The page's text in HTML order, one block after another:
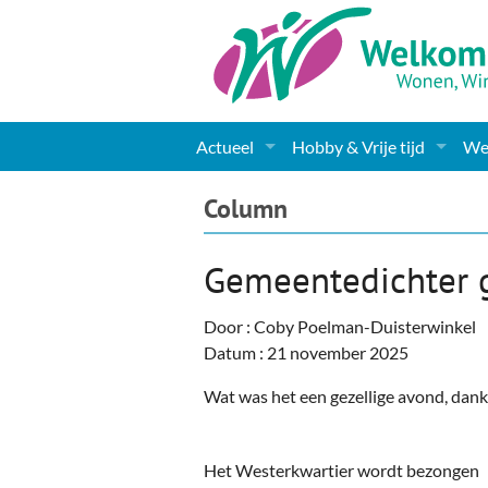
Actueel
Nieuws
Gemeente informatie
Dorpen
Woningaanbod
Columns & Redactioneel
Foto-pagina
Hobby & Vrije tijd
Kunst
Muziek
Toerisme & Musea
Column
Gemeentedichter
Door : Coby Poelman-Duisterwinkel
Datum : 21 november 2025
Wat was het een gezellige avond,
Het Westerkwartier wordt bezongen